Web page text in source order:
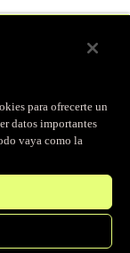
para ofrecerte un
datos importantes
vaya como la